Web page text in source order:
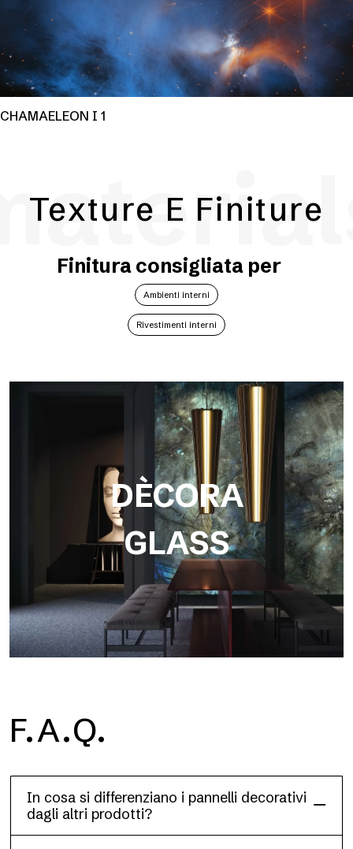
CHAMAELEON I 1
Texture E Finiture
Finitura consigliata per
Ambienti interni
Rivestimenti interni
DÈCORA
GLASS
F.A.Q.
In cosa si differenziano i pannelli decorativi
dagli altri prodotti?